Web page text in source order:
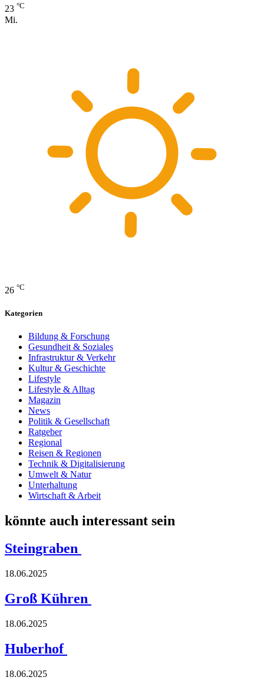
23 °C
Mi.
26 °C
Kategorien
Bildung & Forschung
Gesundheit & Soziales
Infrastruktur & Verkehr
Kultur & Geschichte
Lifestyle
Lifestyle & Alltag
Magazin
News
Politik & Gesellschaft
Ratgeber
Regional
Reisen & Regionen
Technik & Digitalisierung
Umwelt & Natur
Unterhaltung
Wirtschaft & Arbeit
könnte auch interessant sein
Steingraben
18.06.2025
Groß Kühren
18.06.2025
Huberhof
18.06.2025